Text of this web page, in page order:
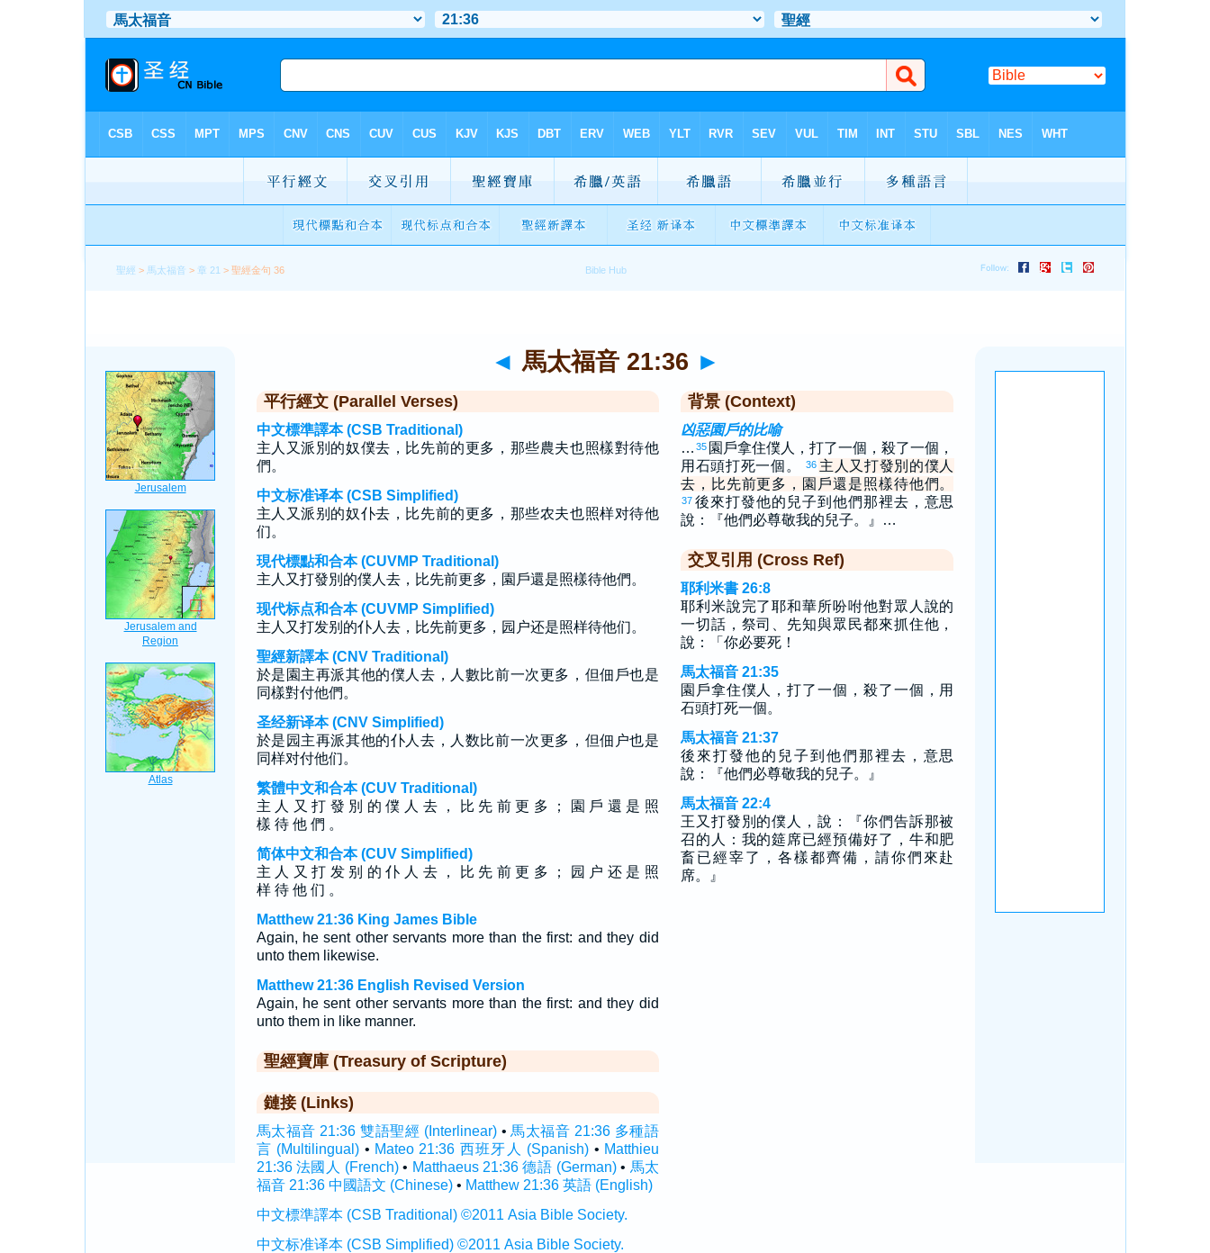
聖經 > 馬太福音 > 章 21 > 聖經金句 36
◄ 馬太福音 21:36 ►
平行經文 (Parallel Verses)
中文標準譯本 (CSB Traditional)
主人又派別的奴僕去，比先前的更多，那些農夫也照樣對待他
們。
中文标准译本 (CSB Simplified)
主人又派别的奴仆去，比先前的更多，那些农夫也照样对待他
们。
現代標點和合本 (CUVMP Traditional)
主人又打發別的僕人去，比先前更多，園戶還是照樣待他們。
现代标点和合本 (CUVMP Simplified)
主人又打发别的仆人去，比先前更多，园户还是照样待他们。
聖經新譯本 (CNV Traditional)
於是園主再派其他的僕人去，人數比前一次更多，但佃戶也是
同樣對付他們。
圣经新译本 (CNV Simplified)
於是园主再派其他的仆人去，人数比前一次更多，但佃户也是
同样对付他们。
繁體中文和合本 (CUV Traditional)
主 人 又 打 發 別 的 僕 人 去 ， 比 先 前 更 多 ； 園 戶 還 是 照
樣 待 他 們 。
简体中文和合本 (CUV Simplified)
主 人 又 打 发 别 的 仆 人 去 ， 比 先 前 更 多 ； 园 户 还 是 照
样 待 他 们 。
Matthew 21:36 King James Bible
Again, he sent other servants more than the first: and they did
unto them likewise.
Matthew 21:36 English Revised Version
Again, he sent other servants more than the first: and they did
unto them in like manner.
聖經寶庫 (Treasury of Scripture)
鏈接 (Links)
馬太福音 21:36 雙語聖經 (Interlinear) • 馬太福音 21:36 多種語
言 (Multilingual) • Mateo 21:36 西班牙人 (Spanish) • Matthieu
21:36 法國人 (French)• Matthaeus 21:36 德語 (German)• 馬太
福音 21:36 中國語文 (Chinese)• Matthew 21:36 英語 (English)
中文標準譯本 (CSB Traditional) ©2011 Asia Bible Society.
中文标准译本 (CSB Simplified) ©2011 Asia Bible Society.
背景 (Context)
凶惡園戶的比喻
… 35 園戶拿住僕人，打了一個，殺了一個，
用石頭打死一個。
36 主人又打發別的僕人
去，比先前更多，園戶還是照樣待他們。
37 後來打發他的兒子到他們那裡去，意思
說：『他們必尊敬我的兒子。』…
交叉引用 (Cross Ref)
耶利米書 26:8
耶利米說完了耶和華所吩咐他對眾人說的
一切話，祭司、先知與眾民都來抓住他，
說：「你必要死！
馬太福音 21:35
園戶拿住僕人，打了一個，殺了一個，用
石頭打死一個。
馬太福音 21:37
後來打發他的兒子到他們那裡去，意思
說：『他們必尊敬我的兒子。』
馬太福音 22:4
王又打發別的僕人，說：『你們告訴那被
召的人：我的筵席已經預備好了，牛和肥
畜已經宰了，各樣都齊備，請你們來赴
席。』